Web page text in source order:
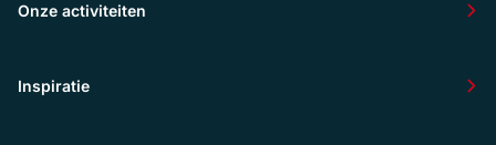
Onze activiteiten
Inspiratie